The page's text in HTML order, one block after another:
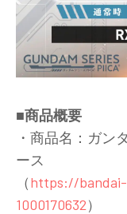
■商品概要
・商品名：ガン
ース
（https://
1000170632）